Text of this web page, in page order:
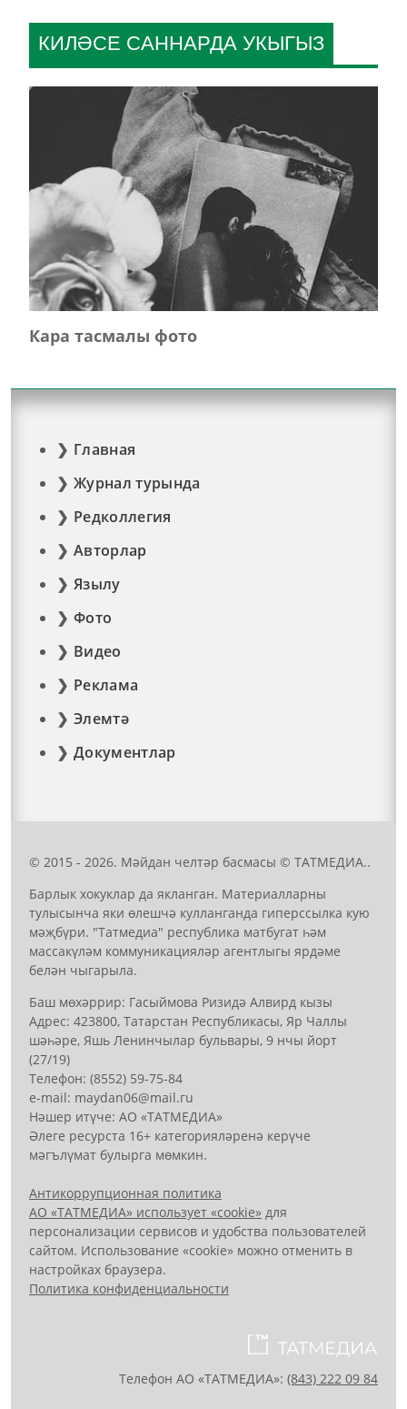
КИЛӘСЕ САННАРДА УКЫГЫЗ
Кара тасмалы фото
Главная
Журнал турында
Редколлегия
Авторлар
Язылу
Фото
Видео
Реклама
Элемтә
Документлар
© 2015 - 2026. Мәйдан челтәр басмасы © ТАТМЕДИА..
Барлык хокуклар да якланган. Материалларны
тулысынча яки өлешчә кулланганда гиперссылка кую
мәҗбүри. "Татмедиа" республика матбугат һәм
массакүләм коммуникацияләр агентлыгы ярдәме
белән чыгарыла.
Баш мөхәррир: Гасыймова Ризидә Алвирд кызы
Адрес: 423800, Татарстан Республикасы, Яр Чаллы
шәһәре, Яшь Ленинчылар бульвары, 9 нчы йорт
(27/19)
Телефон: (8552) 59-75-84
е-mail: mауdаn06@mail.гu
Нәшер итүче: АО «ТАТМЕДИА»
Әлеге ресурста 16+ категорияләренә керүче
мәгълүмат булырга мөмкин.
Антикоррупционная политика
АО «ТАТМЕДИА» использует «cookie» для
персонализации сервисов и удобства пользователей
сайтом. Использование «cookie» можно отменить в
настройках браузера.
Политика конфиденциальности
Телефон АО «ТАТМЕДИА»: (843) 222 09 84